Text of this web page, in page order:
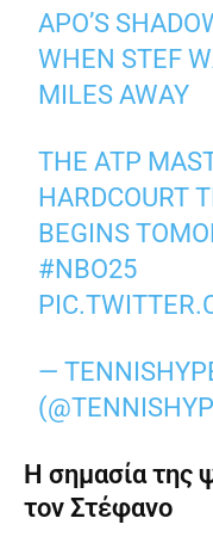
APO’S
WHEN STEF
MILES AWAY
THE ATP
HARDCOURT
BEGINS
#NBO25
—
Η σημασία της
τον Στέφανο